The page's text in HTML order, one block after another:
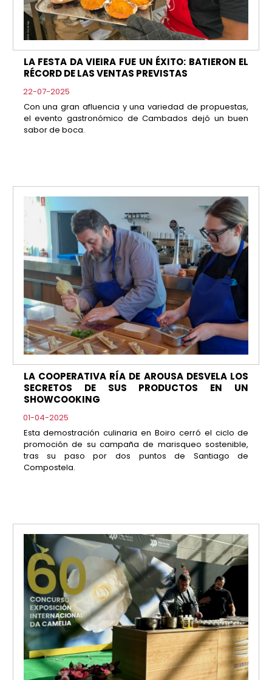
LA FESTA DA VIEIRA FUE UN ÉXITO: BATIERON EL
RÉCORD DE LAS VENTAS PREVISTAS
22-07-2025
Con una gran afluencia y una variedad de propuestas,
el evento gastronómico de Cambados dejó un buen
sabor de boca.
LA COOPERATIVA RÍA DE AROUSA DESVELA LOS
SECRETOS DE SUS PRODUCTOS EN UN
SHOWCOOKING
01-04-2025
Esta demostración culinaria en Boiro cerró el ciclo de
promoción de su campaña de marisqueo sostenible,
tras su paso por dos puntos de Santiago de
Compostela.